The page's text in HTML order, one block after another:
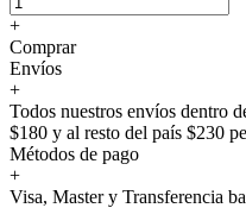
+
Comprar
Envíos
+
Todos nuestros envíos dentro
$180 y al resto del país $230
Métodos de pago
+
Visa, Master y Transferencia